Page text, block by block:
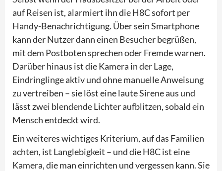
auf Reisen ist, alarmiert ihn die H8C sofort per
Handy-Benachrichtigung. Über sein Smartphone
kann der Nutzer dann einen Besucher begrüßen,
mit dem Postboten sprechen oder Fremde warnen.
Darüber hinaus ist die Kamera in der Lage,
Eindringlinge aktiv und ohne manuelle Anweisung
zu vertreiben – sie löst eine laute Sirene aus und
lässt zwei blendende Lichter aufblitzen, sobald ein
Mensch entdeckt wird.
Ein weiteres wichtiges Kriterium, auf das Familien
achten, ist Langlebigkeit – und die H8C ist eine
Kamera, die man einrichten und vergessen kann. Sie